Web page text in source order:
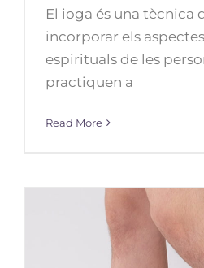
El ioga és una tècnica
incorporar els
espirituals de les
practiquen a
Read More